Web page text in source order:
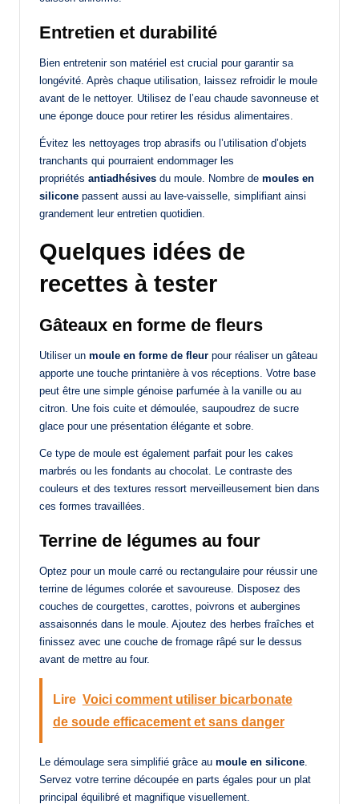
Entretien et durabilité
Bien entretenir son matériel est crucial pour garantir sa
longévité. Après chaque utilisation, laissez refroidir le moule
avant de le nettoyer. Utilisez de l’eau chaude savonneuse et
une éponge douce pour retirer les résidus alimentaires.
Évitez les nettoyages trop abrasifs ou l’utilisation d’objets
tranchants qui pourraient endommager les
propriétés antiadhésives du moule. Nombre de moules en
silicone passent aussi au lave-vaisselle, simplifiant ainsi
grandement leur entretien quotidien.
Quelques idées de
recettes à tester
Gâteaux en forme de fleurs
Utiliser un moule en forme de fleur pour réaliser un gâteau
apporte une touche printanière à vos réceptions. Votre base
peut être une simple génoise parfumée à la vanille ou au
citron. Une fois cuite et démoulée, saupoudrez de sucre
glace pour une présentation élégante et sobre.
Ce type de moule est également parfait pour les cakes
marbrés ou les fondants au chocolat. Le contraste des
couleurs et des textures ressort merveilleusement bien dans
ces formes travaillées.
Terrine de légumes au four
Optez pour un moule carré ou rectangulaire pour réussir une
terrine de légumes colorée et savoureuse. Disposez des
couches de courgettes, carottes, poivrons et aubergines
assaisonnés dans le moule. Ajoutez des herbes fraîches et
finissez avec une couche de fromage râpé sur le dessus
avant de mettre au four.
Lire Voici comment utiliser bicarbonate
de soude efficacement et sans danger
Le démoulage sera simplifié grâce au moule en silicone.
Servez votre terrine découpée en parts égales pour un plat
principal équilibré et magnifique visuellement.